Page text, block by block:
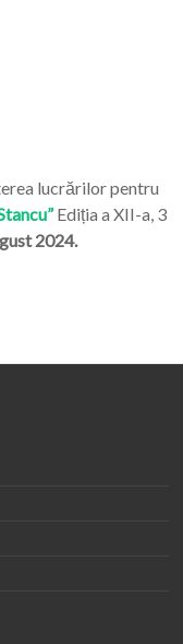
lucrărilor pentru
Ediția a XII-a, 3
2024.